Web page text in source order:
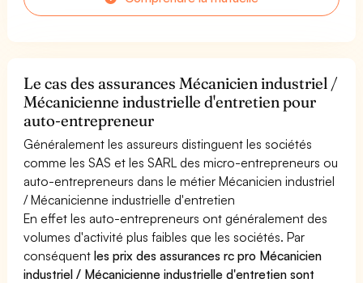
Le cas des assurances Mécanicien industriel /
Mécanicienne industrielle d'entretien pour
auto-entrepreneur
Généralement les assureurs distinguent les sociétés
comme les SAS et les SARL des micro-entrepreneurs ou
auto-entrepreneurs dans le métier Mécanicien industriel
/ Mécanicienne industrielle d'entretien
En effet les auto-entrepreneurs ont généralement des
volumes d'activité plus faibles que les sociétés. Par
conséquentles prix des assurances rc pro Mécanicien
industriel / Mécanicienne industrielle d'entretien sont